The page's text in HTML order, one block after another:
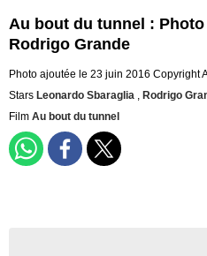
Au bout du tunnel :
Rodrigo Grande
Photo ajoutée le 23 juin 2016 Copyright
Stars Leonardo Sbaraglia , Rodrigo
Film Au bout du tunnel